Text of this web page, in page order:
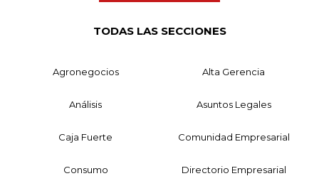
TODAS LAS SECCIONES
Agronegocios Alta Gerencia
Análisis Asuntos Legales
Caja Fuerte Comunidad Empresarial
Consumo Directorio Empresarial